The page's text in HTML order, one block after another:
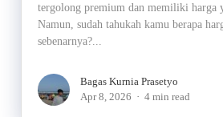
tergolong premium dan memiliki harga
Namun, sudah tahukah kamu berapa
sebenarnya?...
Bagas Kurnia Prasetyo
Apr 8, 2026
4 min read